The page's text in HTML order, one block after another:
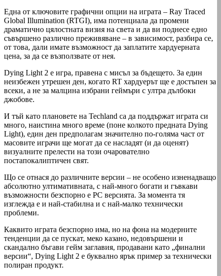
Една от ключовите графични опции на играта – Ray Traced
Global Illumination (RTGI), има потенциала да промени
драматично цялостната визия на света и да ви поднесе едно
съвършено различно преживяване – в зависимост, разбира се,
от това, дали имате възможност да заплатите хардуерната
цена, за да се възползвате от нея.
Dying Light 2 е игра, правена с мисъл за бъдещето. За един
неизбежен утрешен ден, когато RT хардуерът ще е достъпен за
всеки, а не за малцина избрани геймъри с ултра дълбоки
джобове.
И тъй като плановете на Techland са да поддържат играта си
много, наистина много време (поне колкото предната Dying
Light), един ден предполагам значително по-голяма част от
масовите играчи ще могат да се насладят (и да оценят)
визуалните прелести на този очарователно
постапокалиптичен свят.
Що се отнася до различните версии – не особено изненадващо
абсолютно ултимативната, с най-много богати и гъвкави
възможности безспорно е РС версията. За момента тя
изглежда е и най-стабилна и с най-малко технически
проблеми.
Каквито играта безспорно има, но на фона на модерните
тенденции да се пускат, меко казано, недовършени и
скандално бъгави гейм заглавия, продавани като „финални
версии“, Dying Light 2 е буквално ярък пример за технически
полиран продукт.